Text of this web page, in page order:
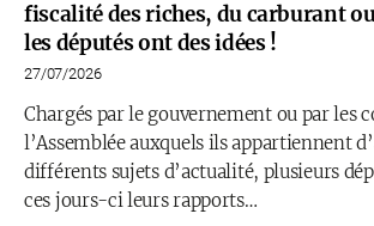
fiscalité des riches, du carburant
les députés ont des idées !
27/07/2026
Chargés par le gouvernement ou par les
l’Assemblée auxquels ils appartiennent
différents sujets d’actualité, plusieurs
ces jours-ci leurs rapports…